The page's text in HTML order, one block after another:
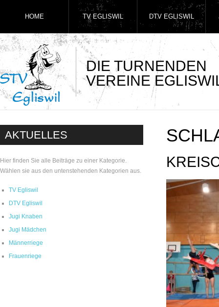
DIE TURNENDEN
VEREINE
HOME TV EGLISWIL DTV EGLISWIL
AKTUELLES
Hier finden Sie alle Beiträge zu einer Kategorie.
Wählen sie aus den untenstehenden Kategorien aus.
TV Egliswil
DTV Egliswil
Jugi Knaben
Jugi Mädchen
Männerriege
Frauenriege